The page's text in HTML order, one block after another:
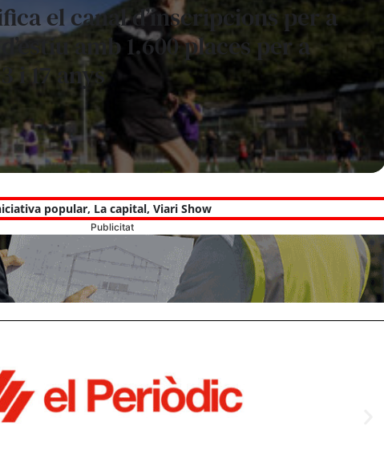
el canal d’inscripcions per a
amb 1.600 places per a
i 17 anys
popular, La capital, Viari Show
Publicitat